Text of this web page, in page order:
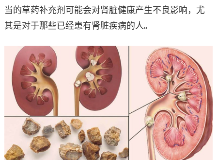
当的草药补充剂可能会对肾脏健康产生不良影响，尤
其是对于那些已经患有肾脏疾病的人。